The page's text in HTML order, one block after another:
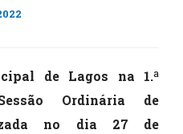
de Lagos na 1.ª
Ordinária de
no dia 27 de